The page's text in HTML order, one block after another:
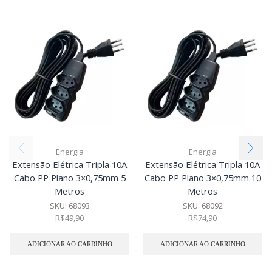
Energia
Extensão Elétrica Tripla 10A
Cabo PP Plano 3×0,75mm 5
Metros
SKU: 68093
R$49,90
ADICIONAR AO CARRINHO
Energia
Extensão Elétrica Tripla 10A
Cabo PP Plano 3×0,75mm 10
Metros
SKU: 68092
R$74,90
ADICIONAR AO CARRINHO